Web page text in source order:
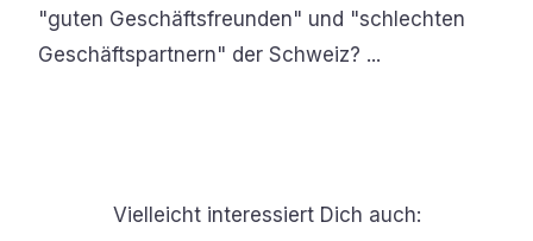
"guten Geschäftsfreunden" und "schlechten
Geschäftspartnern" der Schweiz? ...
Vielleicht interessiert Dich auch: